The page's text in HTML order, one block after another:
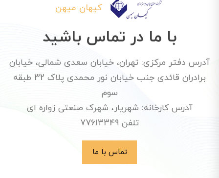
کیهان میهن
با ما در تماس باشید
آدرس دفتر مرکزی: تهران، خیابان سعدی شمالی، خیابان
برادران قائدی جنب خیابان نور محمدی پلاک 32 طبقه
سوم
آدرس کارخانه: شهریار، شهرک صنعتی زواره ای
تلفن 77613349
تماس با ما